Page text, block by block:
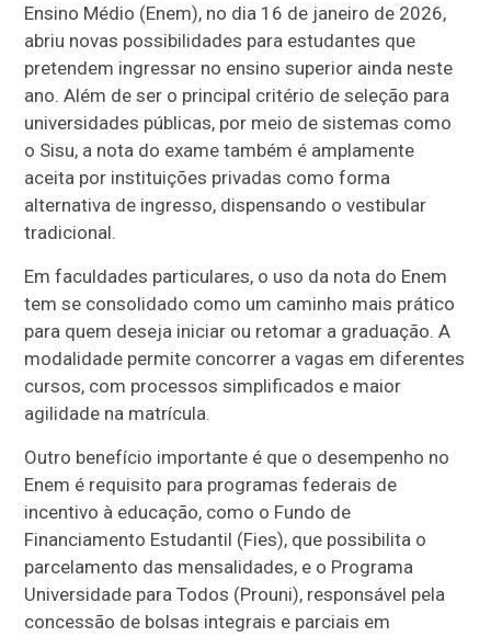
Ensino Médio (Enem), no dia 16 de janeiro de 2026,
abriu novas possibilidades para estudantes que
pretendem ingressar no ensino superior ainda neste
ano. Além de ser o principal critério de seleção para
universidades públicas, por meio de sistemas como
o Sisu, a nota do exame também é amplamente
aceita por instituições privadas como forma
alternativa de ingresso, dispensando o vestibular
tradicional.
Em faculdades particulares, o uso da nota do Enem
tem se consolidado como um caminho mais prático
para quem deseja iniciar ou retomar a graduação. A
modalidade permite concorrer a vagas em diferentes
cursos, com processos simplificados e maior
agilidade na matrícula.
Outro benefício importante é que o desempenho no
Enem é requisito para programas federais de
incentivo à educação, como o Fundo de
Financiamento Estudantil (Fies), que possibilita o
parcelamento das mensalidades, e o Programa
Universidade para Todos (Prouni), responsável pela
concessão de bolsas integrais e parciais em